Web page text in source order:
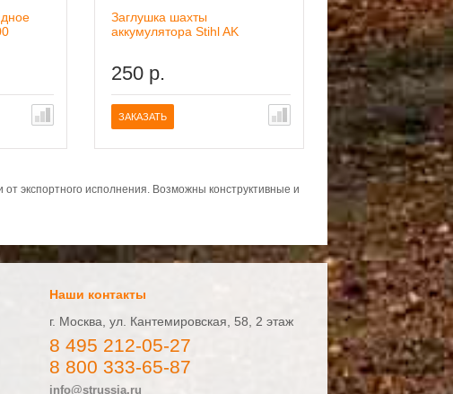
Заглушка шахты
аккумулятора Stihl AK
250 р.
ЗАКАЗАТЬ
Зарядное
AL101
4990 р.
ЗАКАЗАТЬ
экспортного исполнения. Возможны конструктивные и
Наши контакты
г. Москва, ул. Кантемировская, 58, 2 этаж
8 495 212-05-27
8 800 333-65-87
info@strussia.ru